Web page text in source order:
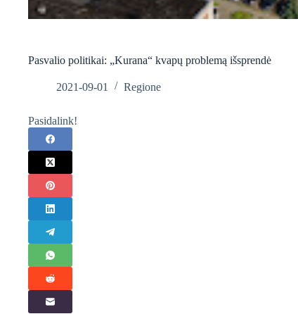
Pasvalio politikai: „Kurana“ kvapų problemą išsprendė
2021-09-01 Regione
Pasidalink!